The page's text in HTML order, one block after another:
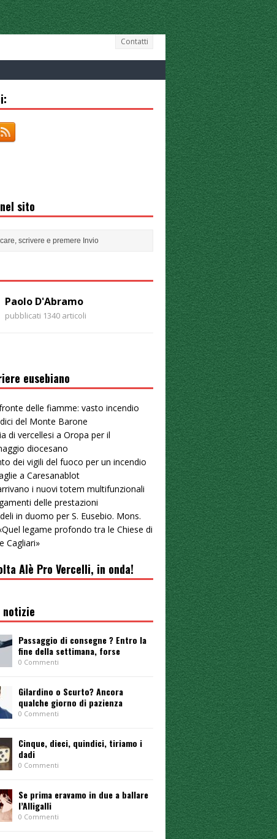
Contatti
sito
Paolo D'Abramo
pubblicati 1340 articoli
eusebiano
delle fiamme: vasto incendio
del Monte Barone
di vercellesi a Oropa per il
diocesano
dei vigili del fuoco per un incendio
a Caresanablot
i nuovi totem multifunzionali
delle prestazioni
in duomo per S. Eusebio. Mons.
legame profondo tra le Chiese di
Cagliari»
Alè Pro Vercelli, in onda!
Passaggio di consegne ? Entro la
fine della settimana, forse
0 Commenti
Gilardino o Scurto? Ancora
qualche giorno di pazienza
0 Commenti
Cinque, dieci, quindici, tiriamo i
dadi
0 Commenti
Se prima eravamo in due a ballare
l’Alligalli
0 Commenti